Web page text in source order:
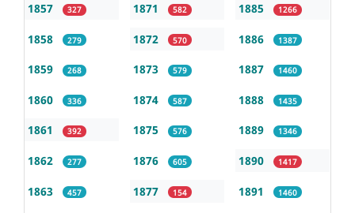
1857 327
1858 279
1859 268
1860 336
1861 392
1862 277
1863 457
1871 582
1872 570
1873 579
1874 587
1875 576
1876 605
1877 154
1885 1266
1886 1387
1887 1460
1888 1435
1889 1346
1890 1417
1891 1460